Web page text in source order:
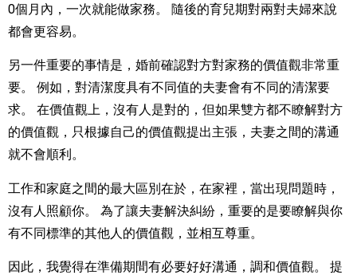
0個月內，一次就能做家務。 隨後的育兒期對兩對夫婦來說
都會更容易。
另一件重要的事情是，婚前確認對方對家務的價值觀非常重
要。 例如，對清潔度具有不同值的夫妻會有不同的清潔要
求。 在價值觀上，沒有人是對的，但如果雙方都不瞭解對方
的價值觀，只根據自己的價值觀提出主張，夫妻之間的溝通
就不會順利。
工作和家庭之間的最大區別在於，在家裡，當出現問題時，
沒有人照顧你。 為了讓夫妻解決糾紛，重要的是要瞭解與你
有不同標準的其他人的價值觀，並相互尊重。
因此，我覺得在準備期間有必要好好溝通，調和價值觀。 提